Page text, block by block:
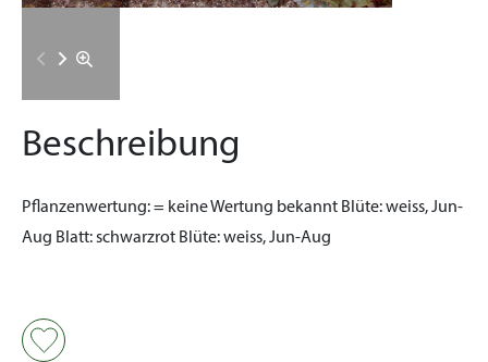
Beschreibung
Pflanzenwertung:= keine Wertung bekannt Blüte:weiss, Jun-
Aug Blatt:schwarzrot Blüte:weiss, Jun-Aug